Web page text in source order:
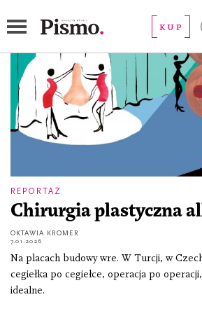
KUP
REPORTAŻ
Chirurgia plastyczna
OKTAWIA KROMER
7.01.2026
Na placach budowy wre. W Turcji, w
cegiełka po cegiełce, operacja po
idealne.